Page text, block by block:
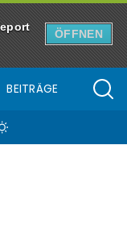
ÖFFNEN
BEITRÄGE